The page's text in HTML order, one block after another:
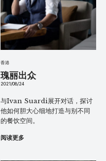
香港
瑰丽出众
2021/08/24
与Ivan Suardi展开对话，探讨
他如何胆大心细地打造与别不同
的餐饮空间。
阅读更多